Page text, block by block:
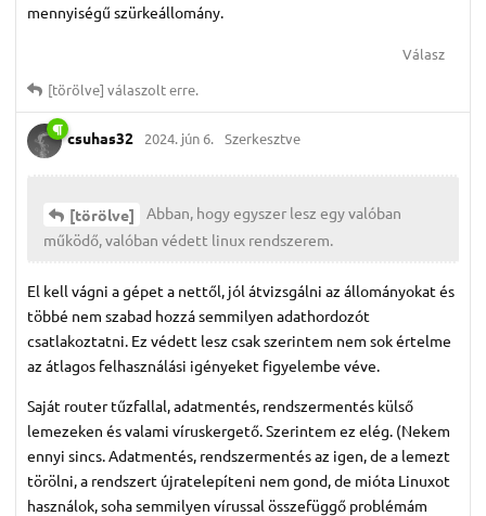
mennyiségű szürkeállomány.
Válasz
[törölve] válaszolt erre.
csuhas32 2024. jún 6. Szerkesztve
[törölve]
Abban, hogy egyszer lesz egy valóban
működő, valóban védett linux rendszerem.
El kell vágni a gépet a nettől, jól átvizsgálni az állományokat és
többé nem szabad hozzá semmilyen adathordozót
csatlakoztatni. Ez védett lesz csak szerintem nem sok értelme
az átlagos felhasználási igényeket figyelembe véve.
Saját router tűzfallal, adatmentés, rendszermentés külső
lemezeken és valami víruskergető. Szerintem ez elég. (Nekem
ennyi sincs. Adatmentés, rendszermentés az igen, de a lemezt
törölni, a rendszert újratelepíteni nem gond, de mióta Linuxot
használok, soha semmilyen vírussal összefüggő problémám